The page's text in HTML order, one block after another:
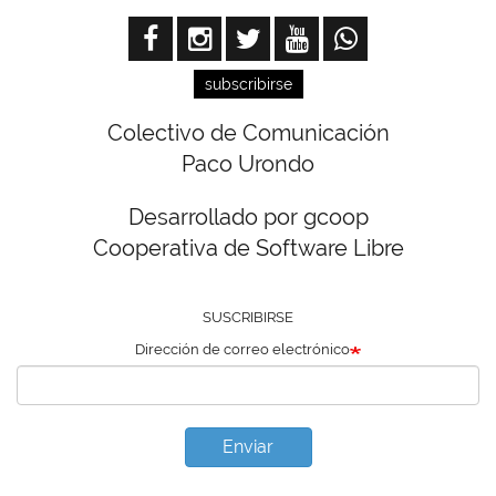
subscribirse
Colectivo de Comunicación
Paco Urondo
Desarrollado por gcoop
Cooperativa de Software Libre
SUSCRIBIRSE
Dirección de correo electrónico
Enviar